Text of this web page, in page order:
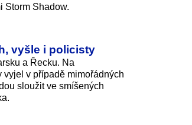
Storm Shadow.
vyšle i policisty
a Řecku. Na
v případě mimořádných
sloužit ve smíšených